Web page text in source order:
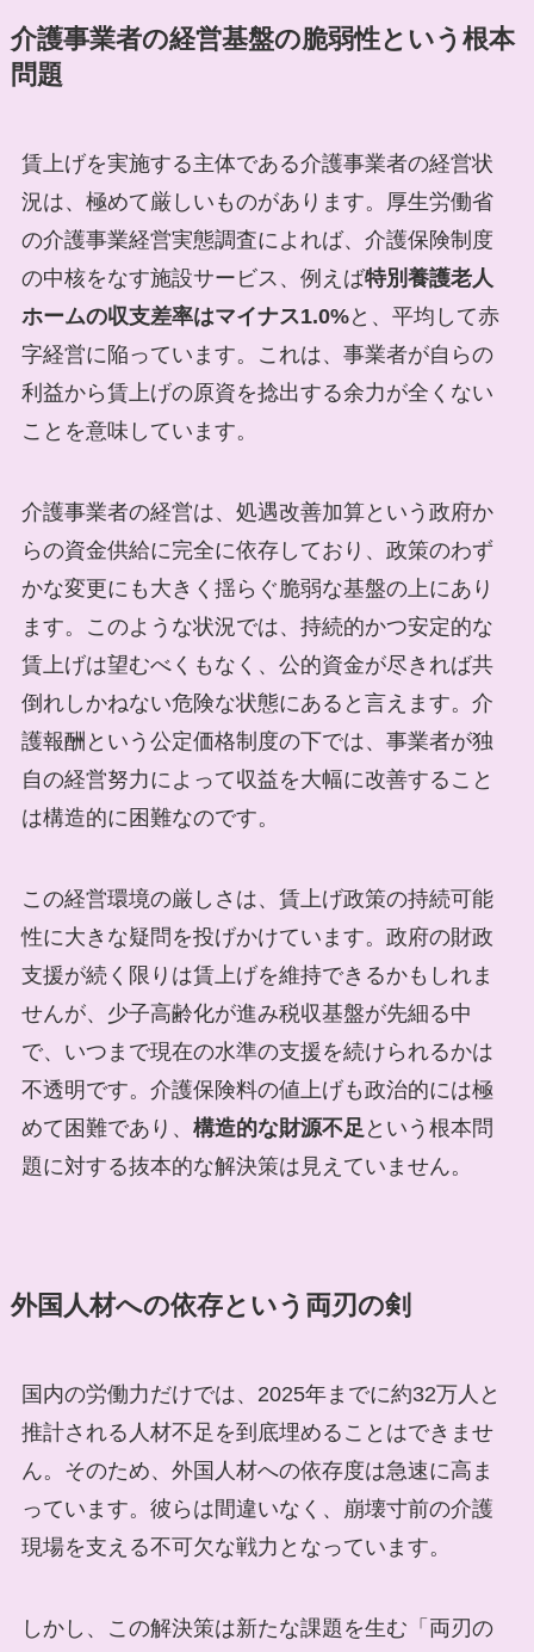
介護事業者の経営基盤の脆弱性という根本
問題
賃上げを実施する主体である介護事業者の経営状
況は、極めて厳しいものがあります。厚生労働省
の介護事業経営実態調査によれば、介護保険制度
の中核をなす施設サービス、例えば特別養護老人
ホームの収支差率はマイナス1.0%と、平均して赤
字経営に陥っています。これは、事業者が自らの
利益から賃上げの原資を捻出する余力が全くない
ことを意味しています。
介護事業者の経営は、処遇改善加算という政府か
らの資金供給に完全に依存しており、政策のわず
かな変更にも大きく揺らぐ脆弱な基盤の上にあり
ます。このような状況では、持続的かつ安定的な
賃上げは望むべくもなく、公的資金が尽きれば共
倒れしかねない危険な状態にあると言えます。介
護報酬という公定価格制度の下では、事業者が独
自の経営努力によって収益を大幅に改善すること
は構造的に困難なのです。
この経営環境の厳しさは、賃上げ政策の持続可能
性に大きな疑問を投げかけています。政府の財政
支援が続く限りは賃上げを維持できるかもしれま
せんが、少子高齢化が進み税収基盤が先細る中
で、いつまで現在の水準の支援を続けられるかは
不透明です。介護保険料の値上げも政治的には極
めて困難であり、 構造的な財源不足 という根本問
題に対する抜本的な解決策は見えていません。
外国人材への依存という両刃の剣
国内の労働力だけでは、2025年までに約32万人と
推計される人材不足を到底埋めることはできませ
ん。そのため、外国人材への依存度は急速に高ま
っています。彼らは間違いなく、崩壊寸前の介護
現場を支える不可欠な戦力となっています。
しかし、この解決策は新たな課題を生む「両刃の